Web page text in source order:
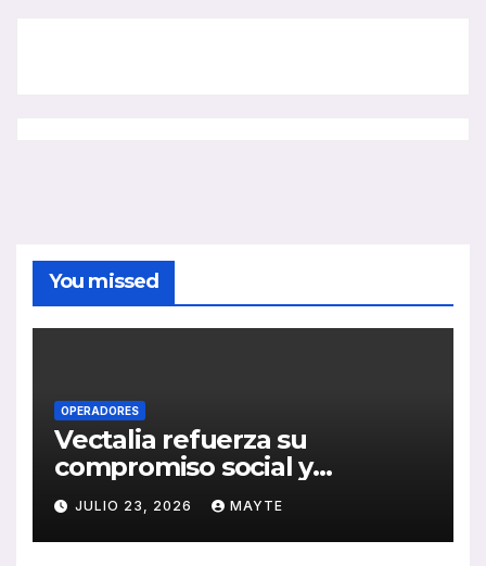
You missed
OPERADORES
Vectalia refuerza su
compromiso social y
medioambiental con la
publicación de su Memoria
de RSC 2025
JULIO 23, 2026 MAYTE